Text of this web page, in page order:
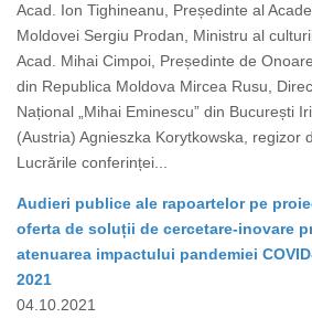
Acad. Ion Tighineanu, Președinte al
Moldovei Sergiu Prodan, Ministru al
Acad. Mihai Cimpoi, Președinte de
din Republica Moldova Mircea Rusu,
Național „Mihai Eminescu” din București
(Austria) Agnieszka Korytkowska, regizor
Lucrările conferinței...
Audieri publice ale rapoartelor pe
oferta de soluții de cercetare-inovare
atenuarea impactului pandemiei
2021
04.10.2021